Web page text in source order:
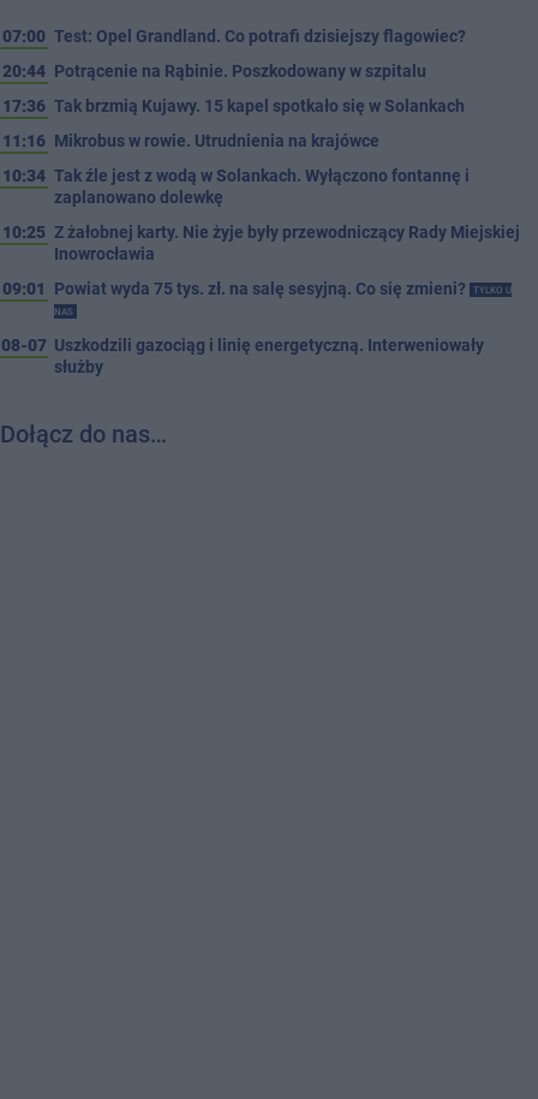
07:00 Test: Opel Grandland. Co potrafi dzisiejszy flagowiec?
20:44 Potrącenie na Rąbinie. Poszkodowany w szpitalu
17:36 Tak brzmią Kujawy. 15 kapel spotkało się w Solankach
11:16 Mikrobus w rowie. Utrudnienia na krajówce
10:34 Tak źle jest z wodą w Solankach. Wyłączono fontannę i
zaplanowano dolewkę
10:25 Z żałobnej karty. Nie żyje były przewodniczący Rady Miejskiej
Inowrocławia
09:01
Powiat wyda 75 tys. zł. na salę sesyjną. Co się zmieni?
TYLKO U
NAS
08-07 Uszkodzili gazociąg i linię energetyczną. Interweniowały
służby
Dołącz do nas…